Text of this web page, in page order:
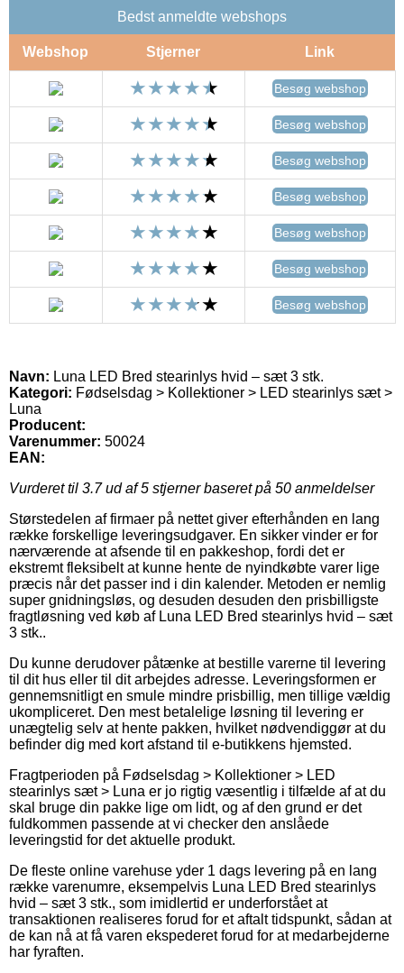
Bedst anmeldte webshops
Webshop Stjerner Link
Besøg webshop
Besøg webshop
Besøg webshop
Besøg webshop
Besøg webshop
Besøg webshop
Besøg webshop
Navn: Luna LED Bred stearinlys hvid – sæt 3 stk.
Kategori: Fødselsdag > Kollektioner > LED stearinlys sæt >
Luna
Producent:
Varenummer: 50024
EAN:
Vurderet til 3.7ud af 5 stjerner baseret på 50 anmeldelser
Størstedelen af firmaer på nettet giver efterhånden en lang
række forskellige leveringsudgaver. En sikker vinder er for
nærværende at afsende til en pakkeshop, fordi det er
ekstremt fleksibelt at kunne hente de nyindkøbte varer lige
præcis når det passer ind i din kalender. Metoden er nemlig
super gnidningsløs, og desuden desuden den prisbilligste
fragtløsning ved køb af Luna LED Bred stearinlys hvid – sæt
3 stk..
Du kunne derudover påtænke at bestille varerne til levering
til dit hus eller til dit arbejdes adresse. Leveringsformen er
gennemsnitligt en smule mindre prisbillig, men tillige vældig
ukompliceret. Den mest betalelige løsning til levering er
unægtelig selv at hente pakken, hvilket nødvendiggør at du
befinder dig med kort afstand til e-butikkens hjemsted.
Fragtperioden på Fødselsdag > Kollektioner > LED
stearinlys sæt > Luna er jo rigtig væsentlig i tilfælde af at du
skal bruge din pakke lige om lidt, og af den grund er det
fuldkommen passende at vi checker den anslåede
leveringstid for det aktuelle produkt.
De fleste online varehuse yder 1 dags levering på en lang
række varenumre, eksempelvis Luna LED Bred stearinlys
hvid – sæt 3 stk., som imidlertid er underforstået at
transaktionen realiseres forud for et aftalt tidspunkt, sådan at
de kan nå at få varen ekspederet forud for at medarbejderne
har fyraften.